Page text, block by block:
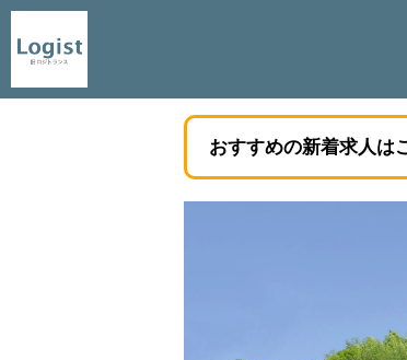
おすすめの新着求人は